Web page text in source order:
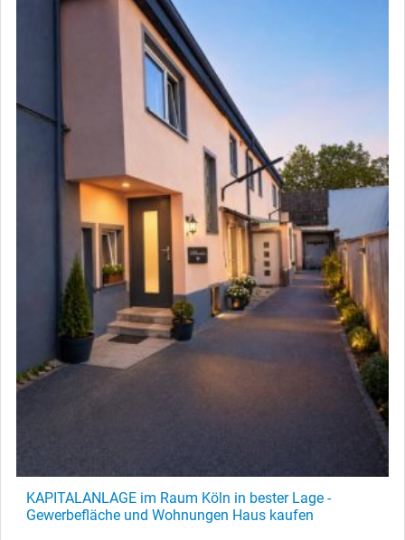
KAPITALANLAGE im Raum Köln in bester Lage -
Gewerbefläche und Wohnungen Haus kaufen